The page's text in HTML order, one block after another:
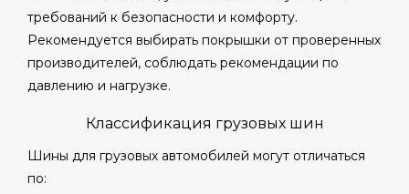
требований к безопасности и комфорту.
Рекомендуется выбирать покрышки от проверенных
производителей, соблюдать рекомендации по
давлению и нагрузке.
Классификация грузовых шин
Шины для грузовых автомобилей могут отличаться
по: